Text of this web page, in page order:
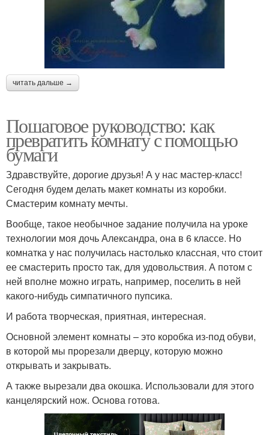
читать дальше →
Пошаговое руководство: как
превратить комнату с помощью
бумаги
Здравствуйте, дорогие друзья! А у нас мастер-класс!
Сегодня будем делать макет комнаты из коробки.
Смастерим комнату мечты.
Вообще, такое необычное задание получила на уроке
технологии моя дочь Александра, она в 6 классе. Но
комнатка у нас получилась настолько классная, что стоит
ее смастерить просто так, для удовольствия. А потом с
ней вполне можно играть, например, поселить в ней
какого-нибудь симпатичного пупсика.
И работа творческая, приятная, интересная.
Основной элемент комнаты – это коробка из-под обуви,
в которой мы прорезали дверцу, которую можно
открывать и закрывать.
А также вырезали два окошка. Использовали для этого
канцелярский нож. Основа готова.